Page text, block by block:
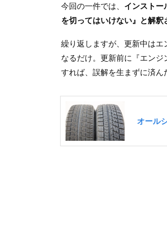
今回の一件では、 インストー
を切ってはいけない』と解釈
繰り返しますが、更新中は
なるだけ。更新前に『エン
すれば、誤解を生まずに済ん